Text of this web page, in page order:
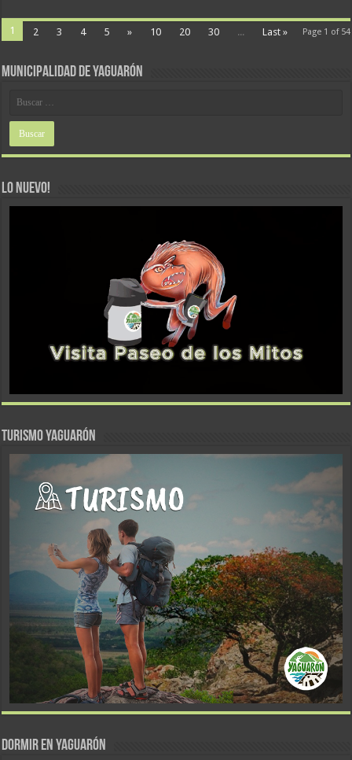
Page 1 of 54
1 2 3 4 5 » 10 20 30 ... Last »
MUNICIPALIDAD DE YAGUARÓN
LO NUEVO!
TURISMO YAGUARÓN
DORMIR EN YAGUARÓN